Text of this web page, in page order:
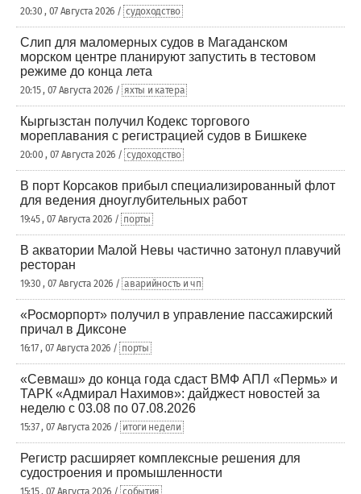
20:30 , 07 Августа 2026 / судоходство
Слип для маломерных судов в Магаданском
морском центре планируют запустить в тестовом
режиме до конца лета
20:15 , 07 Августа 2026 / яхты и катера
Кыргызстан получил Кодекс торгового
мореплавания с регистрацией судов в Бишкеке
20:00 , 07 Августа 2026 / судоходство
В порт Корсаков прибыл специализированный флот
для ведения дноуглубительных работ
19:45 , 07 Августа 2026 / порты
В акватории Малой Невы частично затонул плавучий
ресторан
19:30 , 07 Августа 2026 / аварийность и чп
«Росморпорт» получил в управление пассажирский
причал в Диксоне
16:17 , 07 Августа 2026 / порты
«Севмаш» до конца года сдаст ВМФ АПЛ «Пермь» и
ТАРК «Адмирал Нахимов»: дайджест новостей за
неделю с 03.08 по 07.08.2026
15:37 , 07 Августа 2026 / итоги недели
Регистр расширяет комплексные решения для
судостроения и промышленности
15:15 , 07 Августа 2026 / события